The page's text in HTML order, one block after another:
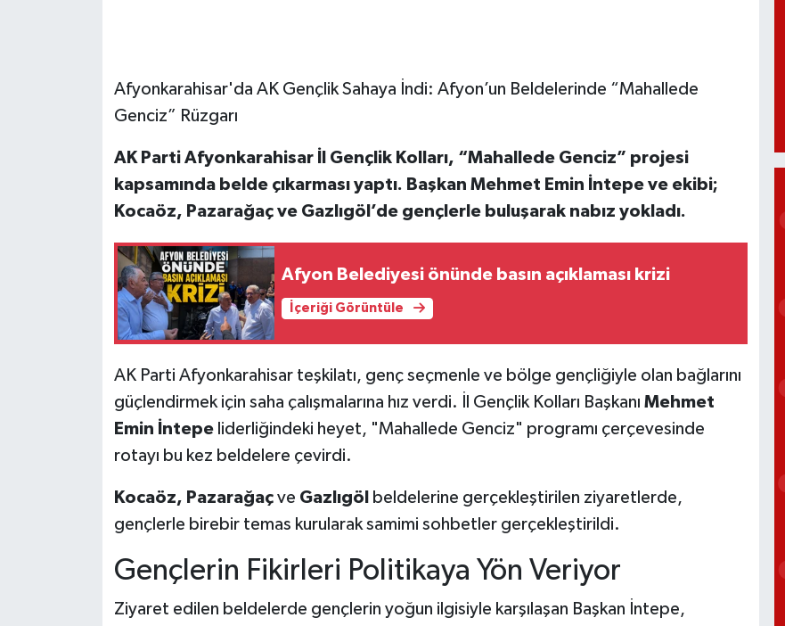
Afyonkarahisar'da AK Gençlik Sahaya İndi: Afyon’un Beldelerinde “Mahallede
Genciz” Rüzgarı
AK Parti Afyonkarahisar İl Gençlik Kolları, “Mahallede Genciz” projesi
kapsamında belde çıkarması yaptı. Başkan Mehmet Emin İntepe ve ekibi;
Kocaöz, Pazarağaç ve Gazlıgöl’de gençlerle buluşarak nabız yokladı.
Afyon Belediyesi önünde basın açıklaması krizi
İçeriği Görüntüle
AK Parti Afyonkarahisar teşkilatı, genç seçmenle ve bölge gençliğiyle olan bağlarını
güçlendirmek için saha çalışmalarına hız verdi. İl Gençlik Kolları Başkanı Mehmet
Emin İntepeliderliğindeki heyet, "Mahallede Genciz" programı çerçevesinde
rotayı bu kez beldelere çevirdi.
Kocaöz, Pazarağaçve Gazlıgöl
beldelerine gerçekleştirilen ziyaretlerde,
gençlerle birebir temas kurularak samimi sohbetler gerçekleştirildi.
Gençlerin Fikirleri Politikaya Yön Veriyor
Ziyaret edilen beldelerde gençlerin yoğun ilgisiyle karşılaşan Başkan İntepe,